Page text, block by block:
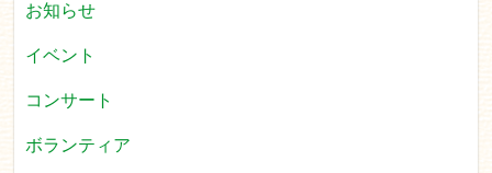
お知らせ
イベント
コンサート
ボランティア